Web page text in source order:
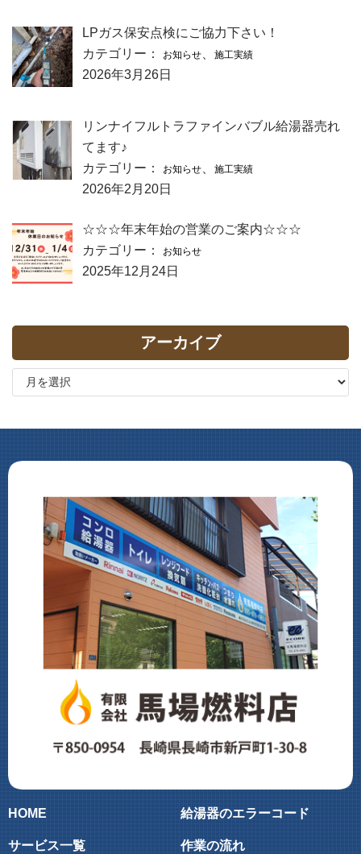
LPガス保安点検にご協力下さい！
カテゴリー：
お知らせ 施工実績
2026年3月26日
リンナイフルトラファインバブル給湯器売れ
てます♪
カテゴリー：
お知らせ 施工実績
2026年2月20日
☆☆☆年末年始の営業のご案内☆☆☆
カテゴリー：
お知らせ
2025年12月24日
アーカイブ
HOME
サービス一覧
給湯器のエラーコード
作業の流れ